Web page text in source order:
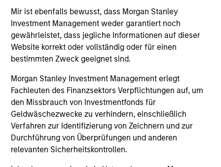
Mir ist ebenfalls bewusst, dass Morgan Stanley
Investment Management weder garantiert noch
gewährleistet, dass jegliche Informationen auf dieser
Website korrekt oder vollständig oder für einen
bestimmten Zweck geeignet sind.
Morgan Stanley Investment Management erlegt
Fachleuten des Finanzsektors Verpflichtungen auf, um
den Missbrauch von Investmentfonds für
Geldwäschezwecke zu verhindern, einschließlich
Verfahren zur Identifizierung von Zeichnern und zur
Durchführung von Überprüfungen und anderen
relevanten Sicherheitskontrollen.
across sectors and asset classes, in both public
and private companies. Mr. Teixeira graduated as
valedictorian of the Economics Department of the
Universidade Catolica Portuguesa in Lisbon in 2001.
Team Insights